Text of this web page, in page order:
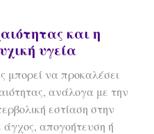
και η
υγεία
μπορεί να προκαλέσει
ανάλογα με την
εστίαση στην
άγχος, απογοήτευση ή